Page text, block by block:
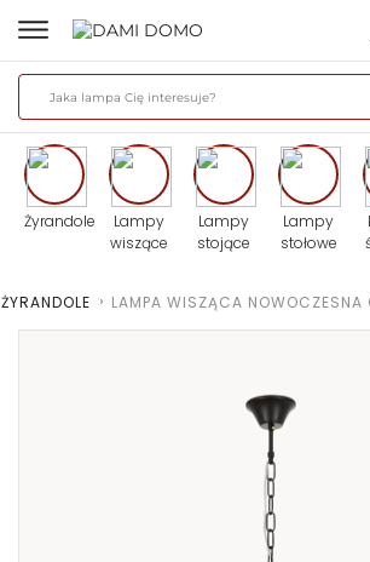
Żyrandole
Lampy
wiszące
Lampy
stojące
Lampy
stołowe
ŻYRANDOLE > LAMPA WISZĄCA